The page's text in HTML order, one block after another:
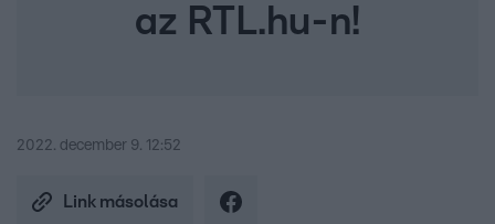
az RTL.hu-n!
2022. december 9. 12:52
Link másolása